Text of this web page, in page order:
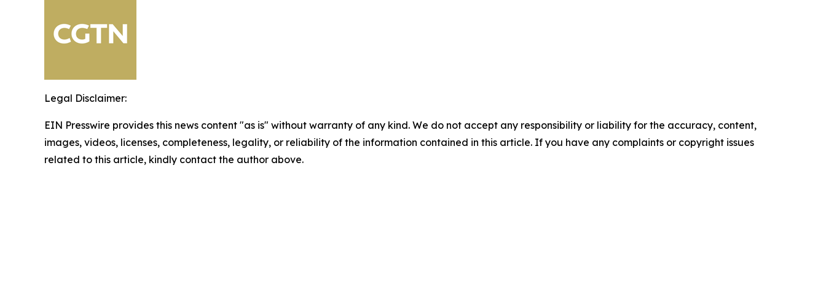
Legal Disclaimer:
EIN Presswire provides this news content "as is" without warranty of any kind. We do not accept any responsibility or liability for the accuracy, content,
images, videos, licenses, completeness, legality, or reliability of the information contained in this article. If you have any complaints or copyright issues
related to this article, kindly contact the author above.